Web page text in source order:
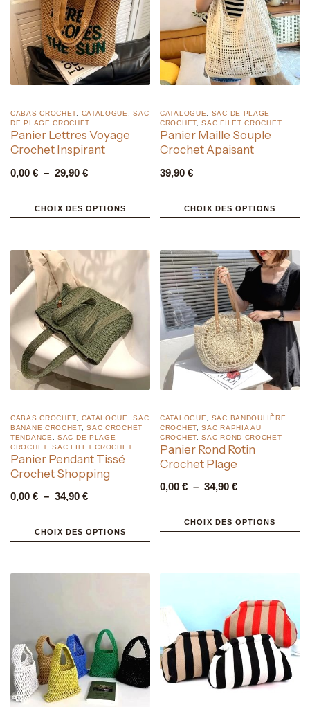
CABAS CROCHET CATALOGUE ,SAC
DE PLAGE CROCHET
Panier Lettres Voyage
Crochet Inspirant
0,00 € – 29,90 €
CHOIX DES OPTIONS
CATALOGUE
SAC DE PLAGE
CROCHET,SAC FILET CROCHET
Panier Maille Souple
Crochet Apaisant
39,90 €
CHOIX DES OPTIONS
CABAS CROCHET CATALOGUE ,SAC
BANANE CROCHET,SAC CROCHET
TENDANCE
,SAC DE PLAGE
CROCHET,SAC FILET CROCHET
Panier Pendant Tissé
Crochet Shopping
0,00 € – 34,90 €
CHOIX DES OPTIONS
CATALOGUE
SAC BANDOULIÈRE
CROCHET,SAC RAPHIA AU
CROCHET,SAC ROND CROCHET
Panier Rond Rotin
Crochet Plage
0,00 € – 34,90 €
CHOIX DES OPTIONS